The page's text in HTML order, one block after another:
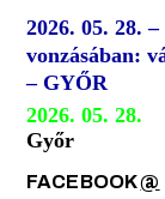
2026. 05. 28.
vonzásában:
– GYŐR
2026. 05. 28.
Győr
FACEBOOK@